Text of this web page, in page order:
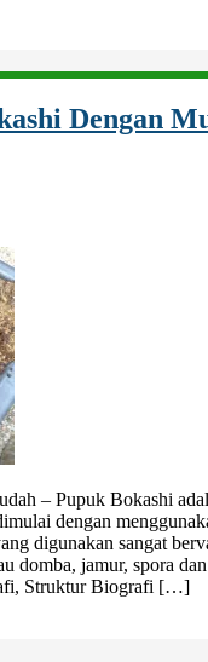
Dengan
– Pupuk Bokashi
dengan
digunakan sangat
domba, jamur, spora
Struktur Biografi […]